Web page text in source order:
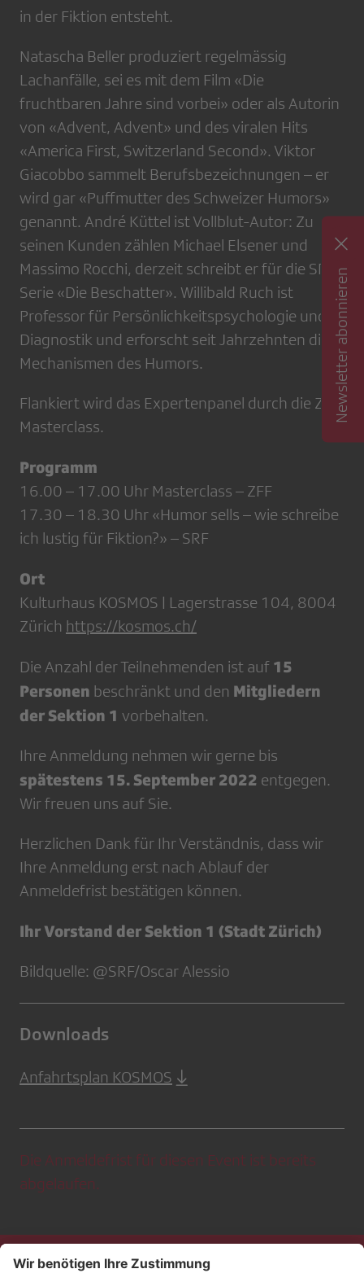
in der Fiktion entsteht.
Natascha Beller produziert regelmässig
Lachanfälle, sei es mit dem Film «Die
fruchtbaren Jahre sind vorbei» oder als Autorin
von «Advent, Advent» und des viralen Hits
«America First, Switzerland Second». Viktor
Giacobbo sammelt Berufsbezeichnungen – er
wird gar «Puffmutter des Schweizer Humors»
genannt. André Küttel ist Vollblut-Autor: Zu
seinen Kunden zählen Michael Elsener und
Massimo Rocchi, derzeit schreibt er für die SRF-
Serie «Die Beschatter». Willibald Ruch ist
Professor für Persönlichkeitspsychologie und
Diagnostik und erforscht seit Jahrzehnten die
Mechanismen des Humors.
Flankiert wird das Expertenpanel durch die ZFF
Masterclass.
Programm
16.00 – 17.00 Uhr Masterclass – ZFF
17.30 – 18.30 Uhr «Humor sells – wie schreibe
ich lustig für Fiktion?» – SRF
Ort
Kulturhaus KOSMOS | Lagerstrasse 104, 8004
Zürich https://kosmos.ch/
Die Anzahl der Teilnehmenden ist auf 15
Personen beschränkt und den Mitgliedern
der Sektion 1 vorbehalten.
Ihre Anmeldung nehmen wir gerne bis
spätestens 15. September 2022 entgegen.
Wir freuen uns auf Sie.
Herzlichen Dank für Ihr Verständnis, dass wir
Ihre Anmeldung erst nach Ablauf der
Anmeldefrist bestätigen können.
Ihr Vorstand der Sektion 1 (Stadt Zürich)
Bildquelle: @SRF/Oscar Alessio
Downloads
Anfahrtsplan KOSMOS
Die Anmeldefrist für diesen Event ist bereits
abgelaufen.
Newsletter abonnieren